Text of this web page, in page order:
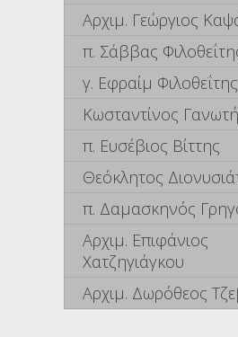
Αρχιμ. Γεώργιος
π. Σάββας
γ. Εφραίμ Φιλοθεΐτης
Κωσταντίνος
π. Ευσέβιος Βίττης
Θεόκλητος
π. Δαμασκηνός
Αρχιμ. Επιφάνιος
Χατζηγιάγκου
Αρχιμ. Δωρόθεος